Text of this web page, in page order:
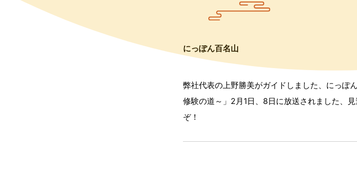
にっぽん百名山
弊社代表の上野勝美がガイドしました、にっぽ
修験の道～」2月1日、8日に放送されました、
ぞ！